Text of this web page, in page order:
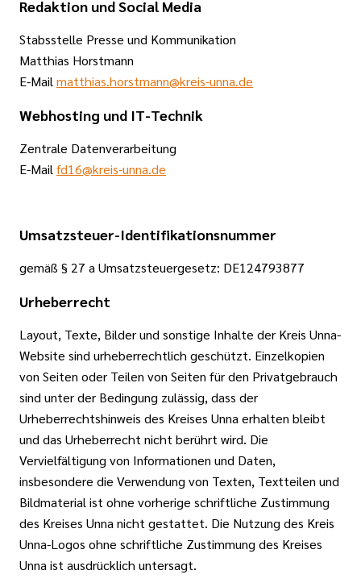
Redaktion und Social Media
Stabsstelle Presse und Kommunikation
Matthias Horstmann
E-Mail matthias.horstmann@kreis-unna.de
Webhosting und IT-Technik
Zentrale Datenverarbeitung
E-Mail fd16@kreis-unna.de
Umsatzsteuer-Identifikationsnummer
gemäß § 27 a Umsatzsteuergesetz: DE124793877
Urheberrecht
Layout, Texte, Bilder und sonstige Inhalte der Kreis Unna-
Website sind urheberrechtlich geschützt. Einzelkopien
von Seiten oder Teilen von Seiten für den Privatgebrauch
sind unter der Bedingung zulässig, dass der
Urheberrechtshinweis des Kreises Unna erhalten bleibt
und das Urheberrecht nicht berührt wird. Die
Vervielfältigung von Informationen und Daten,
insbesondere die Verwendung von Texten, Textteilen und
Bildmaterial ist ohne vorherige schriftliche Zustimmung
des Kreises Unna nicht gestattet. Die Nutzung des Kreis
Unna-Logos ohne schriftliche Zustimmung des Kreises
Unna ist ausdrücklich untersagt.